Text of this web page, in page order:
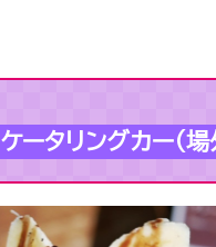
ケータリングカー（場